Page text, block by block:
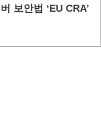
보안법 ‘EU CRA’